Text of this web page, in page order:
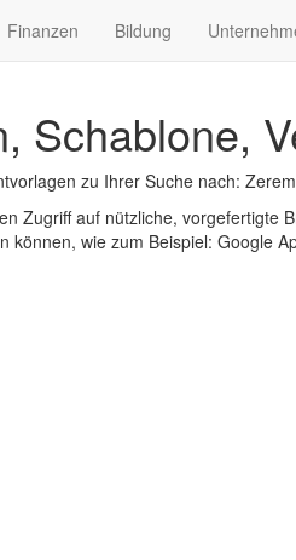
Finanzen Bildung
Schablone,
zu Ihrer Suche nach:
Zugriff auf nützliche,
wie zum Beispiel: Google